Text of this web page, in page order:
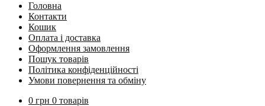
Головна
Контакти
Кошик
Оплата і доставка
Оформлення замовлення
Пошук товарів
Політика конфіденційності
Умови повернення та обміну
0 грн 0 товарів